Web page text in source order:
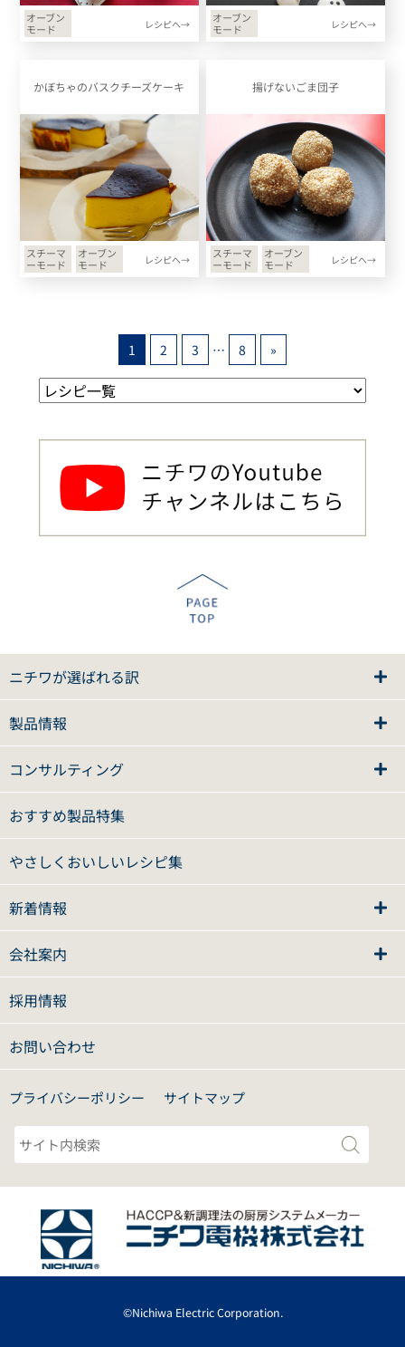
オーブン
モード
レシピへ→
オーブン
モード
レシピへ→
かぼちゃのバスクチーズケーキ
スチーマ
ーモード
オーブン
モード
レシピへ→
揚げないごま団子
スチーマ
ーモード
オーブン
モード
レシピへ→
1 2 3 … 8 »
ニチワが選ばれる訳
製品情報
コンサルティング
おすすめ製品特集
やさしくおいしいレシピ集
新着情報
会社案内
採用情報
お問い合わせ
プライバシーポリシー サイトマップ
©Nichiwa Electric Corporation.